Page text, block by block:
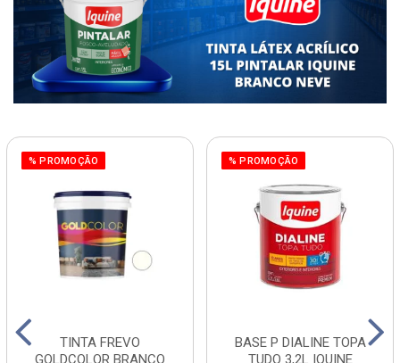
% PROMOÇÃO
TINTA FREVO
GOLDCOLOR BRANCO
% PROMOÇÃO
BASE P DIALINE TOPA
TUDO 3,2L IQUINE